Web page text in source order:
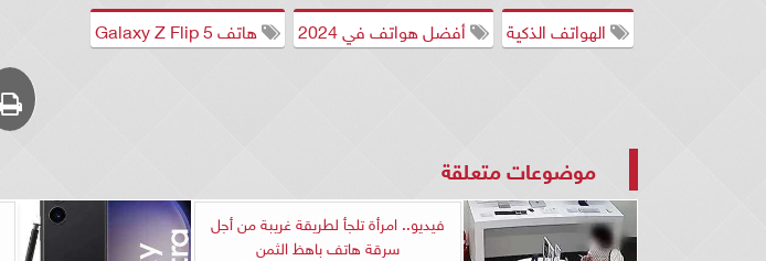
الهواتف الذكية أفضل هواتف في 2024 هاتف Galaxy Z Flip 5
موضوعات متعلقة
فيديو.. امرأة تلجأ لطريقة غريبة من أجل
سرقة هاتف باهظ الثمن